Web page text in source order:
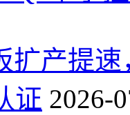
扩产提
证 2026-